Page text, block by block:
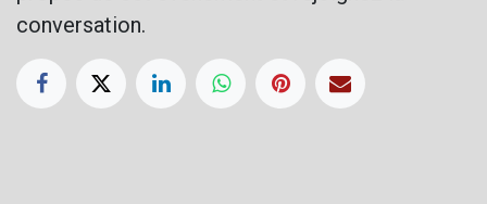
conversation.